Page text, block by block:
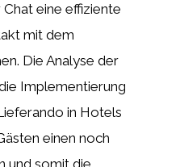
eine effiziente
mit dem
Die Analyse der
Implementierung
in Hotels
einen noch
und somit die